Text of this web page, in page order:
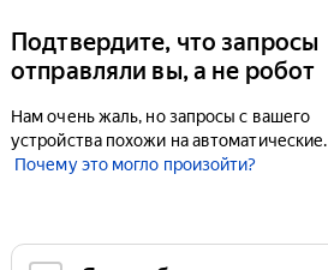
Подтвердите, что запросы
отправляли вы, а не робот
Нам очень жаль, но запросы с вашего
устройства похожи на автоматические.
Почему это могло произойти?